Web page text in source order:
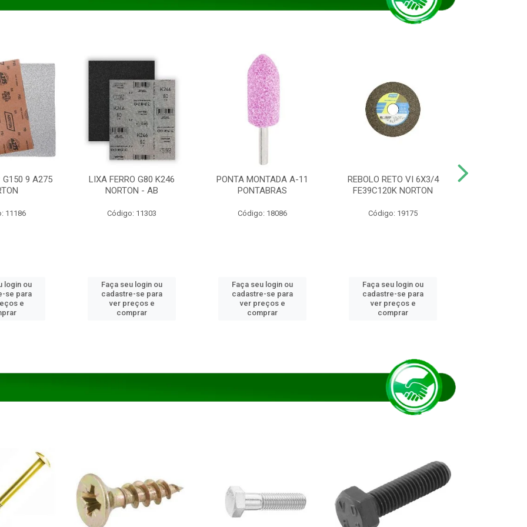
G150 9 A275
11186
login ou
se para
e
LIXA FERRO G80 K246
NORTON - AB
Código: 11303
Faça seu login ou
cadastre-se para
ver preços e
comprar
PONTA MONTADA A-11
PONTABRAS
Código: 18086
Faça seu login ou
cadastre-se para
ver preços e
comprar
REBOLO RETO VI 6X3/4
FE39C120K NORTON
Código: 19175
Faça seu login ou
cadastre-se para
ver preços e
comprar